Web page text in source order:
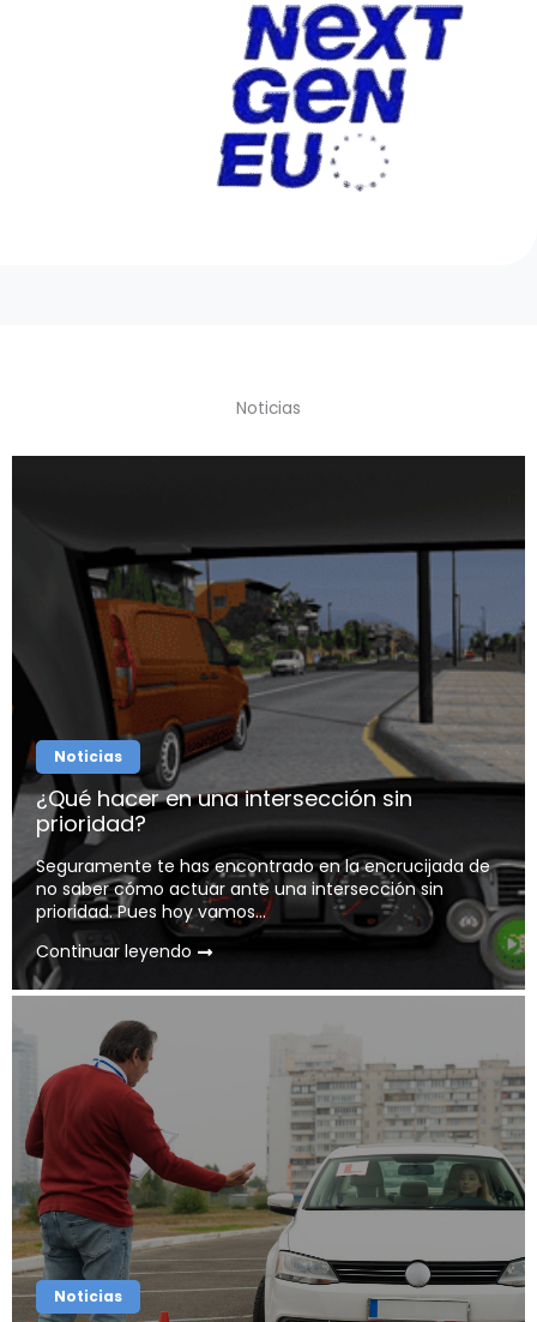
Noticias
Noticias
¿Qué hacer en una intersección sin
prioridad?
Seguramente te has encontrado en la encrucijada de
no saber cómo actuar ante una intersección sin
prioridad. Pues hoy vamos...
Continuar leyendo
Noticias